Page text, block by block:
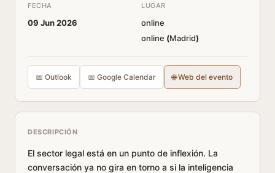
FECHA
09 Jun 2026
LUGAR
online
online (Madrid)
📅 Outlook 📅 Google Calendar 🌐 Web del evento
DESCRIPCIÓN
El sector legal está en un punto de inflexión. La
conversación ya no gira en torno a si la inteligencia